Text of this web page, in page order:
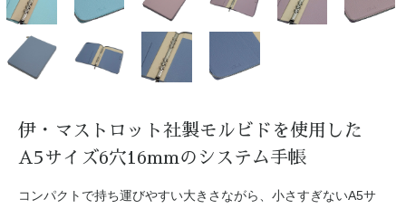
伊・マストロット社製モルビドを使用した
A5サイズ6穴16mmのシステム手帳
コンパクトで持ち運びやすい大きさながら、小さすぎないA5サ